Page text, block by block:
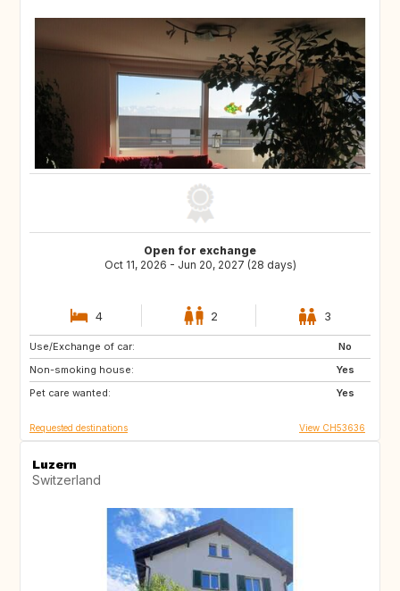
Open for exchange
Oct 11, 2026 - Jun 20, 2027 (28 days)
4 2 3
Use/Exchange of car:
No
Non-smoking house:
Yes
Pet care wanted:
Yes
CH
DE
IT
Requested destinations View CH53636
Luzern
Switzerland